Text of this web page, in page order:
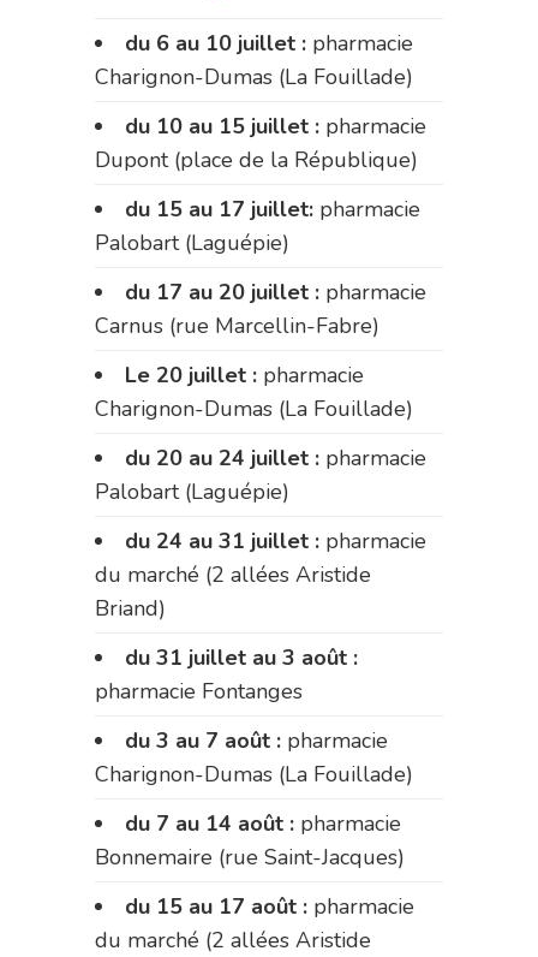
du 6 au 10 juillet : pharmacie
Charignon-Dumas (La Fouillade)
du 10 au 15 juillet : pharmacie
Dupont (place de la République)
du 15 au 17 juillet: pharmacie
Palobart (Laguépie)
du 17 au 20 juillet : pharmacie
Carnus (rue Marcellin-Fabre)
Le 20 juillet : pharmacie
Charignon-Dumas (La Fouillade)
du 20 au 24 juillet : pharmacie
Palobart (Laguépie)
du 24 au 31 juillet : pharmacie
du marché (2 allées Aristide
Briand)
du 31 juillet au 3 août :
pharmacie Fontanges
du 3 au 7 août : pharmacie
Charignon-Dumas (La Fouillade)
du 7 au 14 août : pharmacie
Bonnemaire (rue Saint-Jacques)
du 15 au 17 août : pharmacie
du marché (2 allées Aristide